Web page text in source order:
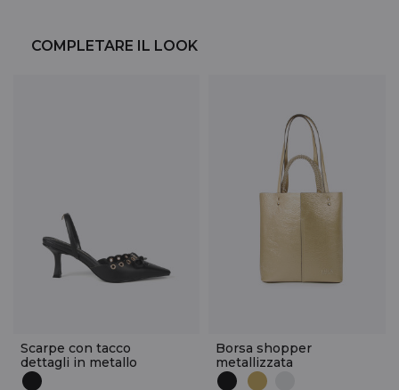
COMPLETARE IL LOOK
Scarpe con tacco
dettagli in metallo
Borsa shopper
metallizzata